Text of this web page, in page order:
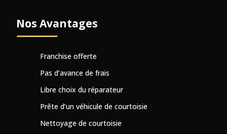
NosAvantages
Franchise offerte
Pas d’avance de frais
Libre choix du réparateur
Prête d’un véhicule de courtoisie
Nettoyage de courtoisie